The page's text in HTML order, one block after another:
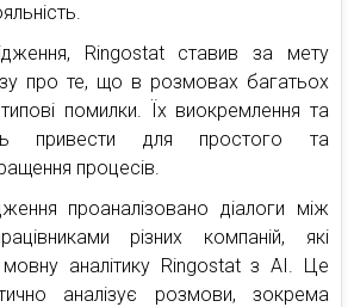
Ringostat ставив за мету
про те, що в розмовах багатьох
типові помилки. Їх виокремлення та
привести для простого та
процесів.
проаналізовано діалоги між
різних компаній, які
аналітику Ringostat з AI. Це
аналізує розмови, зокрема